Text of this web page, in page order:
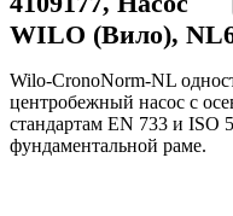
WILO (Вило),
Wilo-CronoNorm-NL
центробежный насос с
стандартам EN 733 и ISO
фундаментальной раме.